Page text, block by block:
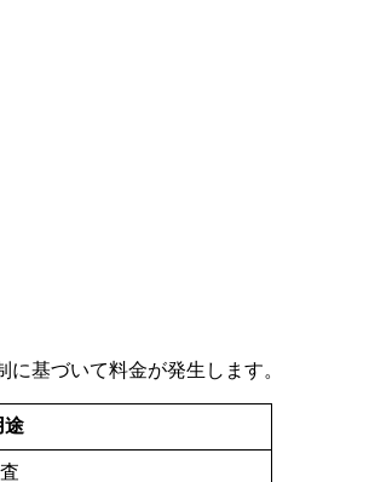
基づいて料金が発生します。
途